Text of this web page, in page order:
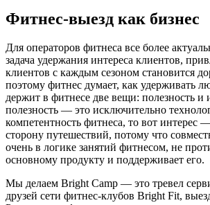
Фитнес-выезд как бизнес
Для операторов фитнеса все более
задача удержания интереса клиентов,
клиентов с каждым сезоном становится
поэтому фитнес думает, как удерживать
держит в фитнесе две вещи: полезность и
полезность — это исключительно
компетентность фитнеса, то вот интерес
сторону путешествий, потому что
очень в логике занятий фитнесом, не
основному продукту и поддерживает его.
Мы делаем Bright Camp — это тревел
друзей сети фитнес-клубов Bright Fit,